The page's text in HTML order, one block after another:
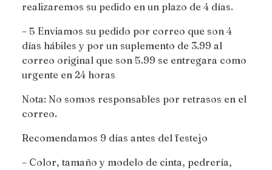
realizaremos su pedido en un plazo de 4 días.
– 5 Enviamos su pedido por correo que son 4
días hábiles y por un suplemento de 3.99 al
correo original que son 5.99 se entregara como
urgente en 24 horas
Nota: No somos responsables por retrasos en el
correo.
Recomendamos 9 días antes del festejo
– Color, tamaño y modelo de cinta, pedrería,